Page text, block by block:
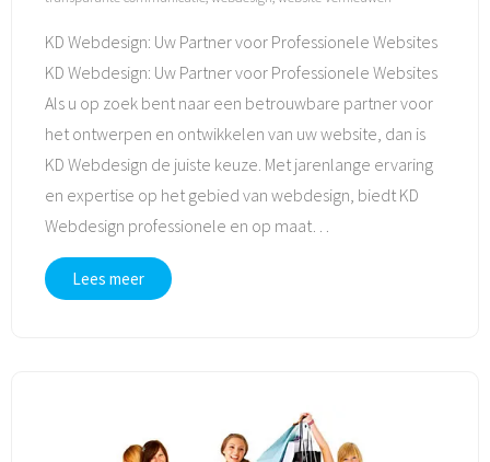
KD Webdesign: Uw Partner voor Professionele Websites
KD Webdesign: Uw Partner voor Professionele Websites
Als u op zoek bent naar een betrouwbare partner voor
het ontwerpen en ontwikkelen van uw website, dan is
KD Webdesign de juiste keuze. Met jarenlange ervaring
en expertise op het gebied van webdesign, biedt KD
Webdesign professionele en op maat
Lees meer